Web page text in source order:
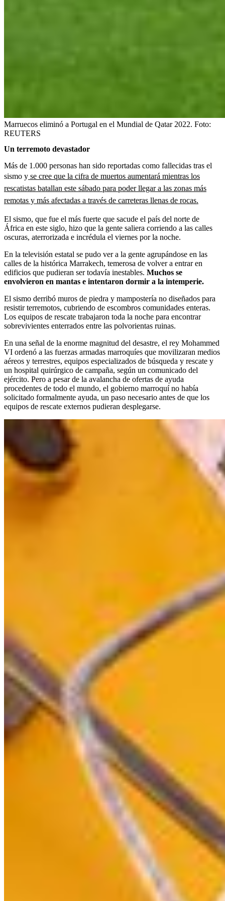
Marruecos eliminó a Portugal en el Mundial de Qatar 2022. Foto:
REUTERS
Un terremoto devastador
Más de 1.000 personas han sido reportadas como fallecidas tras el
sismo y se cree que la cifra de muertos aumentará mientras los
rescatistas batallan este sábado para poder llegar a las zonas más
remotas y más afectadas a través de carreteras llenas de rocas.
El sismo, que fue el más fuerte que sacude el país del norte de
África en este siglo, hizo que la gente saliera corriendo a las calles
oscuras, aterrorizada e incrédula el viernes por la noche.
En la televisión estatal se pudo ver a la gente agrupándose en las
calles de la histórica Marrakech, temerosa de volver a entrar en
edificios que pudieran ser todavía inestables. Muchos se
envolvieron en mantas e intentaron dormir a la intemperie.
El sismo derribó muros de piedra y mampostería no diseñados para
resistir terremotos, cubriendo de escombros comunidades enteras.
Los equipos de rescate trabajaron toda la noche para encontrar
sobrevivientes enterrados entre las polvorientas ruinas.
En una señal de la enorme magnitud del desastre, el rey Mohammed
VI ordenó a las fuerzas armadas marroquíes que movilizaran medios
aéreos y terrestres, equipos especializados de búsqueda y rescate y
un hospital quirúrgico de campaña, según un comunicado del
ejército. Pero a pesar de la avalancha de ofertas de ayuda
procedentes de todo el mundo, el gobierno marroquí no había
solicitado formalmente ayuda, un paso necesario antes de que los
equipos de rescate externos pudieran desplegarse.